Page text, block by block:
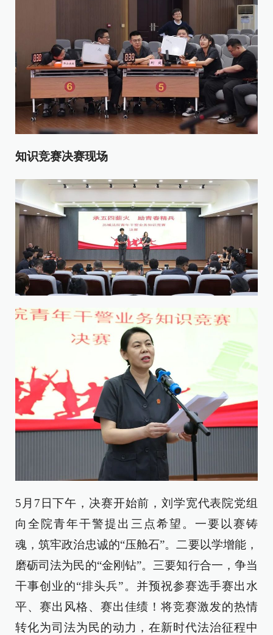
知识竞赛决赛现场
5月7日下午，决赛开始前，刘学宽代表院党组
向全院青年干警提出三点希望。一要以赛铸
魂，筑牢政治忠诚的“压舱石”。二要以学增能，
磨砺司法为民的“金刚钻”。三要知行合一，争当
干事创业的“排头兵”。并预祝参赛选手赛出水
平、赛出风格、赛出佳绩！将竞赛激发的热情
转化为司法为民的动力，在新时代法治征程中